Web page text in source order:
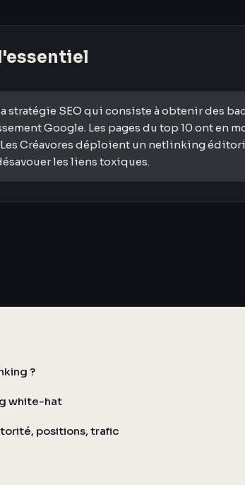
stratégie SEO qui consiste à obtenir des
Google. Les pages du top 10 ont en
Créavores déploient un netlinking
les liens toxiques.
?
white-hat
positions, trafic